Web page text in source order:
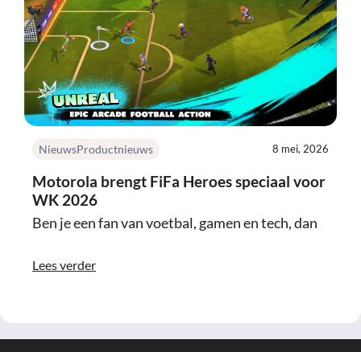
NieuwsProductnieuws 8 mei, 2026
Motorola brengt FiFa Heroes speciaal voor
WK 2026
Ben je een fan van voetbal, gamen en tech, dan
Lees verder